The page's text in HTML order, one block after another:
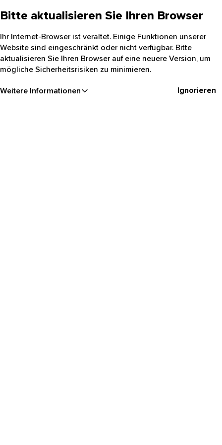
Bitte aktualisieren Sie Ihren Browser
Ihr Internet-Browser ist veraltet. Einige Funktionen unserer
Website sind eingeschränkt oder nicht verfügbar. Bitte
aktualisieren Sie Ihren Browser auf eine neuere Version, um
mögliche Sicherheitsrisiken zu minimieren.
Weitere Informationen Ignorieren